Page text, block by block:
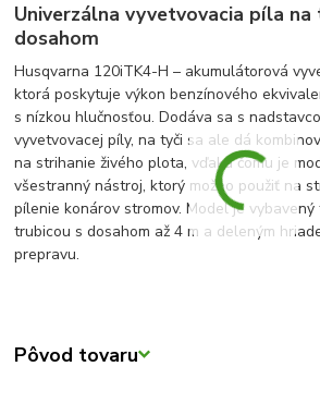
Univerzálna vyvetvovacia píla na
dosahom
Husqvarna 120iTK4-H – akumulátorová
ktorá poskytuje výkon benzínového
s nízkou hlučnosťou. Dodáva sa s
vyvetvovacej píly, na tyči sa ale dá
na strihanie živého plota, vďaka čomu je
všestranný nástroj, ktorý možno použiť na
pílenie konárov stromov. Model je
trubicou s dosahom až 4 m a deleným
prepravu.
Pôvod tovaru